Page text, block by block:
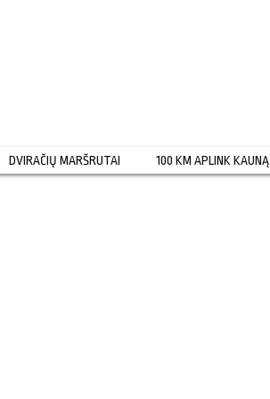
DVIRAČIŲ MARŠRUTAI 100 KM APLINK KAUNĄ